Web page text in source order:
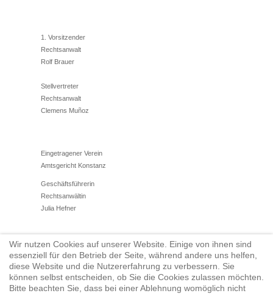
1. Vorsitzender
Rechtsanwalt
Rolf Brauer
Stellvertreter
Rechtsanwalt
Clemens Muñoz
Eingetragener Verein
Amtsgericht Konstanz
Geschäftsführerin
Rechtsanwältin
Julia Hefner
Tel.: 07531/12784710
Fax: 07731/950922
vorstand@anwaltsverein-konstanz.de
www.anwaltverein-konstanz.de
Wir nutzen Cookies auf unserer Website. Einige von ihnen sind
essenziell für den Betrieb der Seite, während andere uns helfen,
diese Website und die Nutzererfahrung zu verbessern. Sie
können selbst entscheiden, ob Sie die Cookies zulassen möchten.
Bitte beachten Sie, dass bei einer Ablehnung womöglich nicht